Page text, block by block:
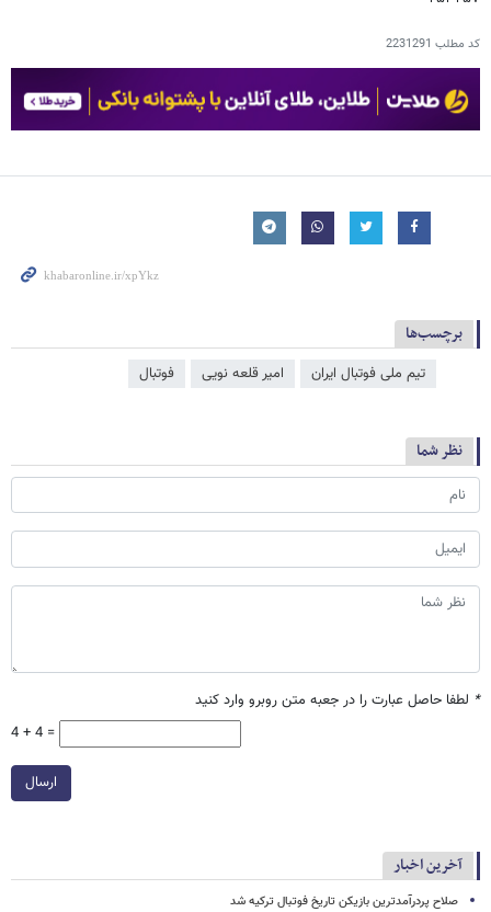
کد مطلب 2231291
برچسب‌ها
تیم ملی فوتبال ایران امیر قلعه نویی فوتبال
نظر شما
* لطفا حاصل عبارت را در جعبه متن روبرو وارد کنید
4 + 4 =
ارسال
آخرین اخبار
صلاح پردرآمدترین بازیکن تاریخ فوتبال ترکیه شد